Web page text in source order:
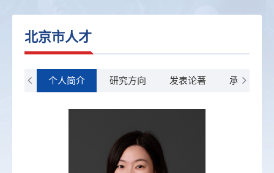
北京市人才
个人简介 研究方向 发表论著 承担科研